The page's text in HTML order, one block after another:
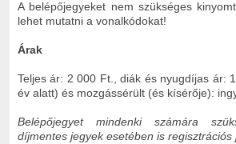
A belépőjegyeket nem szükséges
lehet mutatni a vonalkódokat!
Árak
Teljes ár: 2 000 Ft., diák és nyugdíjas ár:
év alatt) és mozgássérült (és kísérője):
Belépőjegyet mindenki számára
díjmentes jegyek esetében is regisztrációs